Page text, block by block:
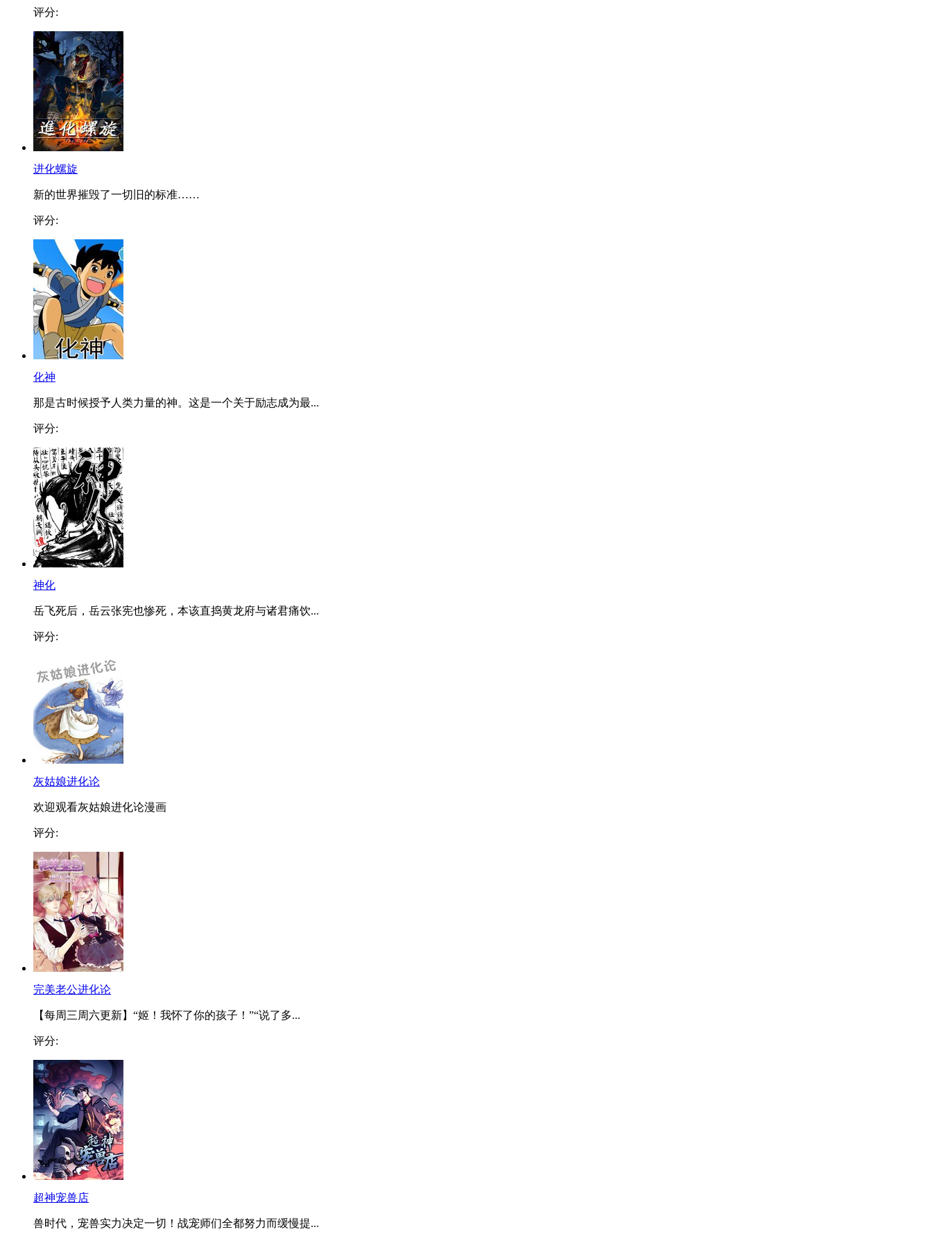
评分:
进化螺旋
新的世界摧毁了一切旧的标准……
评分:
化神
那是古时候授予人类力量的神。这是一个关于励志成为最...
评分:
神化
岳飞死后，岳云张宪也惨死，本该直捣黄龙府与诸君痛饮...
评分:
灰姑娘进化论
欢迎观看灰姑娘进化论漫画
评分:
完美老公进化论
【每周三周六更新】“姬！我怀了你的孩子！”“说了多...
评分:
超神宠兽店
兽时代，宠兽实力决定一切！战宠师们全都努力而缓慢提...